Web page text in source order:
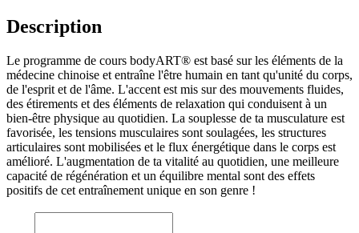
Description
Le programme de cours bodyART® est basé sur les éléments de la
médecine chinoise et entraîne l'être humain en tant qu'unité du corps,
de l'esprit et de l'âme. L'accent est mis sur des mouvements fluides,
des étirements et des éléments de relaxation qui conduisent à un
bien-être physique au quotidien. La souplesse de ta musculature est
favorisée, les tensions musculaires sont soulagées, les structures
articulaires sont mobilisées et le flux énergétique dans le corps est
amélioré. L'augmentation de ta vitalité au quotidien, une meilleure
capacité de régénération et un équilibre mental sont des effets
positifs de cet entraînement unique en son genre !